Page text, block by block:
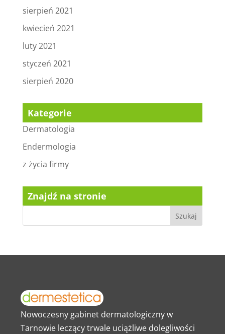
sierpień 2021
kwiecień 2021
luty 2021
styczeń 2021
sierpień 2020
Kategorie
Dermatologia
Endermologia
z życia firmy
Znajdź na stronie
Nowoczesny gabinet dermatologiczny w
Tarnowie leczący trwale uciążliwe dolegliwości